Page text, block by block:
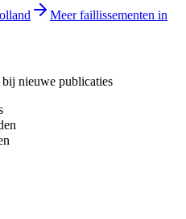
Meer faillissementen in
nieuwe publicaties